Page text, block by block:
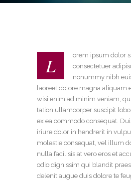
L
orem ipsum dolor
consectetuer
nonummy nibh
laoreet dolore magna aliquam
wisi enim ad minim veniam,
tation ullamcorper suscipit
ex ea commodo consequat.
iriure dolor in hendrerit in
molestie consequat, vel illum
nulla facilisis at vero eros et
odio dignissim qui blandit
delenit augue duis dolore te